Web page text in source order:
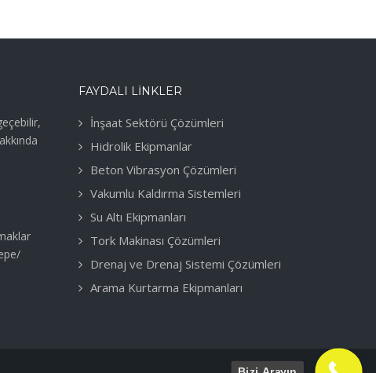
FAYDALI LINKLER
İnşaat Sektörü Çözümleri
Hidrolik Ekipmanlar
Beton Vibrasyon Çözümleri
Vakumlu Kaldırma Sistemleri
Su Altı Ekipmanları
Tork Makinası Çözümleri
Drenaj ve Drenaj Sistemi Çözümleri
Arama Kurtarma Ekipmanları